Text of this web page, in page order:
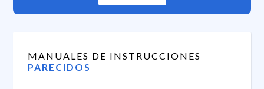
MANUALES DE INSTRUCCIONES
PARECIDOS